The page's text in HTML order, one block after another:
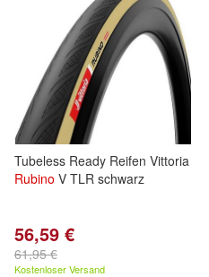
Tubeless Ready Reifen Vittoria
Rubino V TLR schwarz
56,59 €
61,95 €
Kostenloser Versand